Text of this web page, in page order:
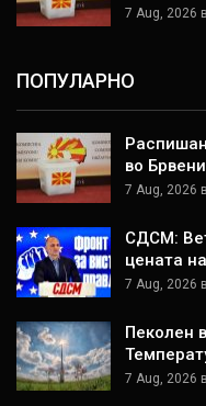
7 Aug, 2026
ПОПУЛАРНО
во
7 Aug, 2026
СДСМ:
цената
7 Aug, 2026
Пеколен
7 Aug, 2026